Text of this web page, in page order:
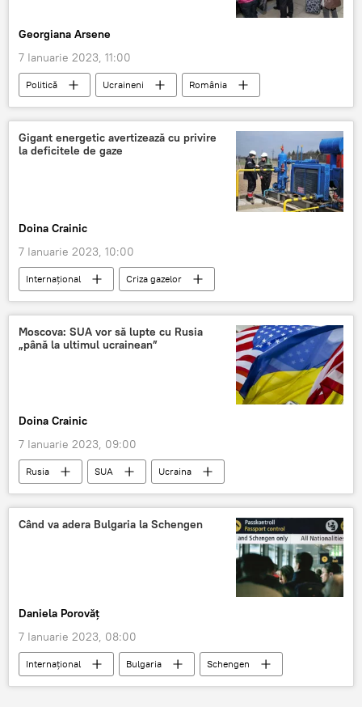
Georgiana Arsene
7 Ianuarie 2023, 11:00
Politică Ucraineni
România
Guvern
Gigant energetic avertizează cu privire
la deficitele de gaze
Doina Crainic
7 Ianuarie 2023, 10:00
Internaţional
Criza gazelor
gaz natural
Moscova: SUA vor să lupte cu Rusia
„până la ultimul ucrainean”
Doina Crainic
7 Ianuarie 2023, 09:00
Rusia SUA Ucraina
Când va adera Bulgaria la Schengen
Daniela Porovăț
7 Ianuarie 2023, 08:00
Internaţional Bulgaria Schengen